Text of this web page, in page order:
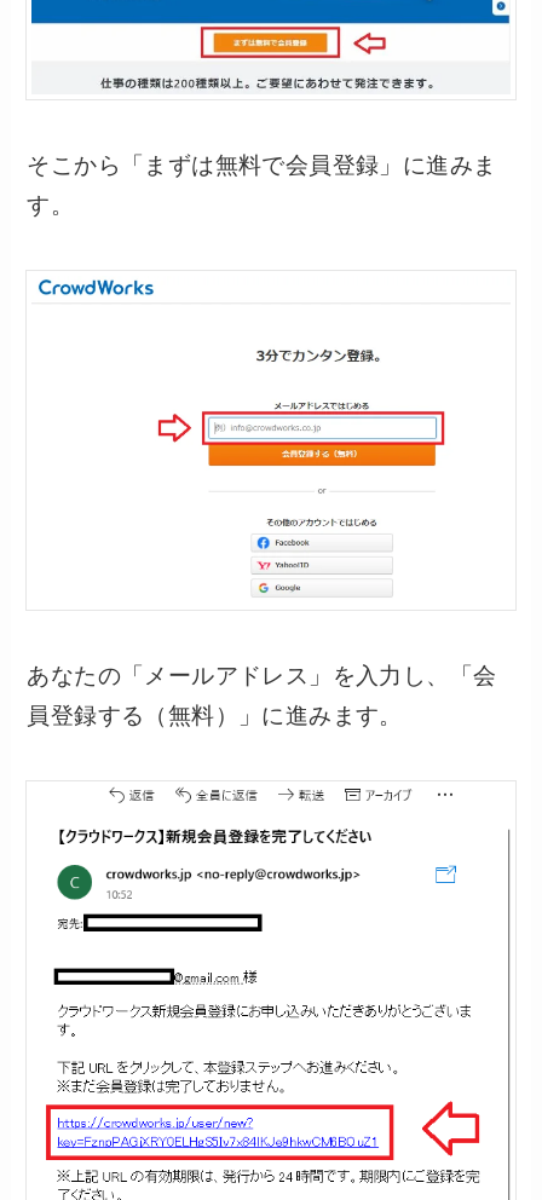
そこから「まずは無料で会員登録」に進みま
す。
あなたの「メールアドレス」を入力し、「会
員登録する（無料）」に進みます。